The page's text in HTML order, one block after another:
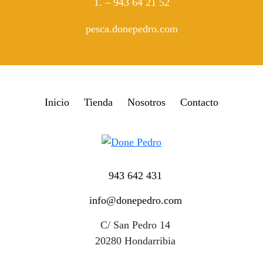
pesca.donepedro.com
Inicio Tienda Nosotros Contacto
943 642 431
info@donepedro.com
C/ San Pedro 14
20280 Hondarribia